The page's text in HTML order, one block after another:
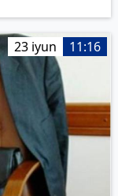
23 iyun 11:16